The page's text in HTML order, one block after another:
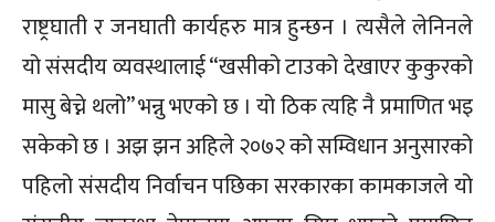
राष्ट्रघाती र जनघाती कार्यहरु मात्र हुन्छन । त्यसैले लेनिनले
यो संसदीय व्यवस्थालाई “खसीको टाउको देखाएर कुकुरको
मासु बेच्ने थलो” भन्नु भएको छ । यो ठिक त्यहि नै प्रमाणित भइ
सकेको छ । अझ झन अहिले २०७२ को सम्विधान अनुसारको
पहिलो संसदीय निर्वाचन पछिका सरकारका कामकाजले यो